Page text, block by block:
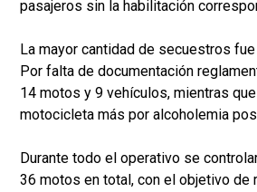
pasajeros sin la habilitación
La mayor cantidad de secuestros
Por falta de documentación
14 motos y 9 vehículos, mientras
motocicleta más por alcoholemia
Durante todo el operativo se
36 motos en total, con el objetivo de